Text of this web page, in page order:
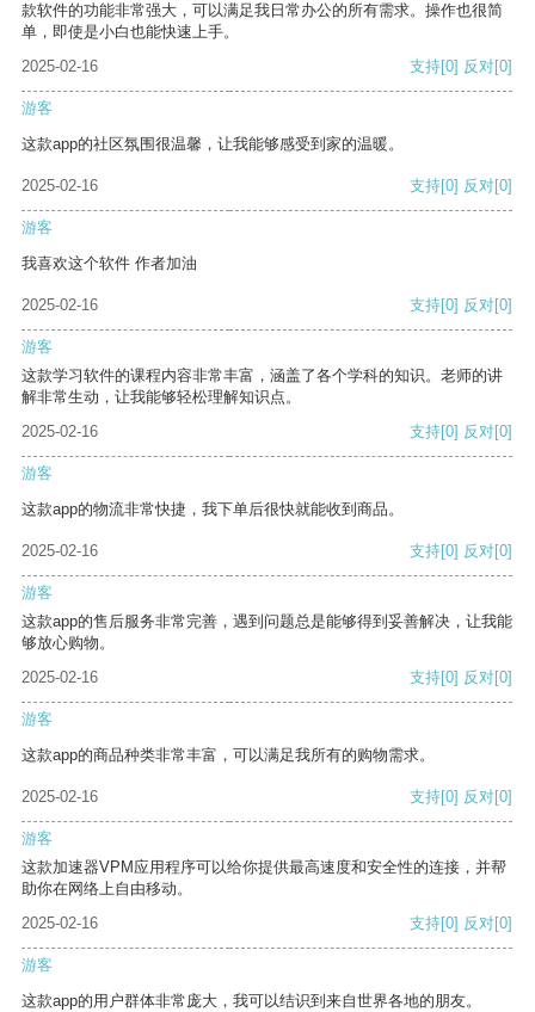
款软件的功能非常强大，可以满足我日常办公的所有需求。操作也很简
单，即使是小白也能快速上手。
2025-02-16
支持[0] 反对[0]
游客
这款app的社区氛围很温馨，让我能够感受到家的温暖。
2025-02-16 支持[0] 反对[0]
游客
我喜欢这个软件 作者加油
2025-02-16 支持[0] 反对[0]
游客
这款学习软件的课程内容非常丰富，涵盖了各个学科的知识。老师的讲
解非常生动，让我能够轻松理解知识点。
2025-02-16
支持[0] 反对[0]
游客
这款app的物流非常快捷，我下单后很快就能收到商品。
2025-02-16 支持[0] 反对[0]
游客
这款app的售后服务非常完善，遇到问题总是能够得到妥善解决，让我能
够放心购物。
2025-02-16
支持[0] 反对[0]
游客
这款app的商品种类非常丰富，可以满足我所有的购物需求。
2025-02-16 支持[0] 反对[0]
游客
这款加速器VPM应用程序可以给你提供最高速度和安全性的连接，并帮
助你在网络上自由移动。
2025-02-16
支持[0] 反对[0]
游客
这款app的用户群体非常庞大，我可以结识到来自世界各地的朋友。